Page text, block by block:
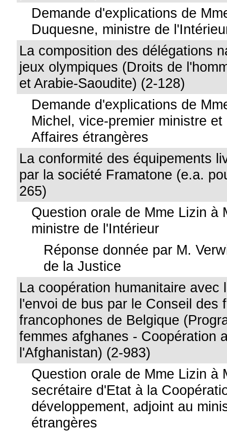
Demande d'explications de
Duquesne, ministre de
La composition des délégations
jeux olympiques (Droits de
et Arabie-Saoudite) (2-128)
Demande d'explications de
Michel, vice-premier ministre
Affaires étrangères
La conformité des équipements
par la société Framatone (e.a.
265)
Question orale de Mme Lizin à
ministre de l'Intérieur
Réponse donnée par M.
de la Justice
La coopération humanitaire avec
l'envoi de bus par le Conseil des
francophones de Belgique
femmes afghanes - Coopération
l'Afghanistan) (2-983)
Question orale de Mme Lizin à
secrétaire d'Etat à la
développement, adjoint au
étrangères